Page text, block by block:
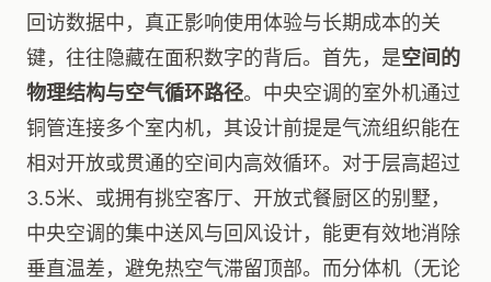
回访数据中，真正影响使用体验与长期成本的关
键，往往隐藏在面积数字的背后。首先，是空间的
物理结构与空气循环路径。中央空调的室外机通过
铜管连接多个室内机，其设计前提是气流组织能在
相对开放或贯通的空间内高效循环。对于层高超过
3.5米、或拥有挑空客厅、开放式餐厨区的别墅，
中央空调的集中送风与回风设计，能更有效地消除
垂直温差，避免热空气滞留顶部。而分体机（无论